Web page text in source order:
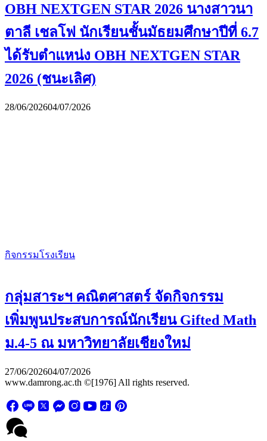
OBH NEXTGEN STAR 2026 นางสาวนา
ตาลี เชลโฟ นักเรียนชั้นมัธยมศึกษาปีที่ 6.7
ได้รับตำแหน่ง OBH NEXTGEN STAR
2026 (ชนะเลิศ)
28/06/202604/07/2026
กิจกรรมโรงเรียน
กลุ่มสาระฯ คณิตศาสตร์ จัดกิจกรรม
เพิ่มพูนประสบการณ์นักเรียน Gifted Math
ม.4-5 ณ มหาวิทยาลัยเชียงใหม่
27/06/202604/07/2026
www.damrong.ac.th ©[1976] All rights reserved.